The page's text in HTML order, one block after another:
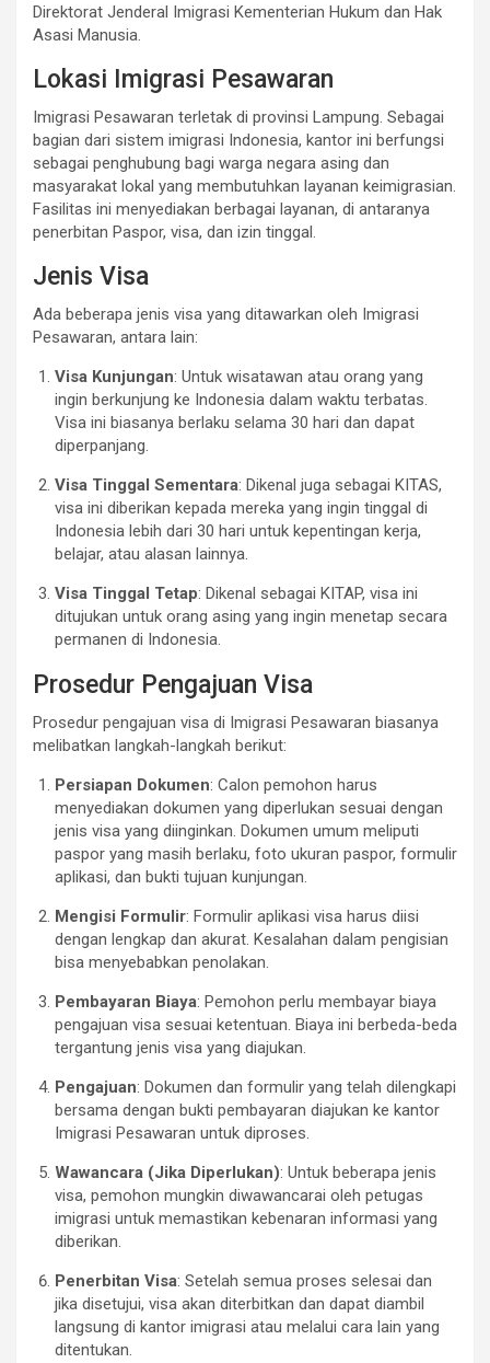
Direktorat Jenderal Imigrasi Kementerian Hukum dan Hak
Asasi Manusia.
Lokasi Imigrasi Pesawaran
Imigrasi Pesawaran terletak di provinsi Lampung. Sebagai
bagian dari sistem imigrasi Indonesia, kantor ini berfungsi
sebagai penghubung bagi warga negara asing dan
masyarakat lokal yang membutuhkan layanan keimigrasian.
Fasilitas ini menyediakan berbagai layanan, di antaranya
penerbitan Paspor, visa, dan izin tinggal.
Jenis Visa
Ada beberapa jenis visa yang ditawarkan oleh Imigrasi
Pesawaran, antara lain:
Visa Kunjungan: Untuk wisatawan atau orang yang
ingin berkunjung ke Indonesia dalam waktu terbatas.
Visa ini biasanya berlaku selama 30 hari dan dapat
diperpanjang.
Visa Tinggal Sementara: Dikenal juga sebagai KITAS,
visa ini diberikan kepada mereka yang ingin tinggal di
Indonesia lebih dari 30 hari untuk kepentingan kerja,
belajar, atau alasan lainnya.
Visa Tinggal Tetap: Dikenal sebagai KITAP, visa ini
ditujukan untuk orang asing yang ingin menetap secara
permanen di Indonesia.
Prosedur Pengajuan Visa
Prosedur pengajuan visa di Imigrasi Pesawaran biasanya
melibatkan langkah-langkah berikut:
Persiapan Dokumen: Calon pemohon harus
menyediakan dokumen yang diperlukan sesuai dengan
jenis visa yang diinginkan. Dokumen umum meliputi
paspor yang masih berlaku, foto ukuran paspor, formulir
aplikasi, dan bukti tujuan kunjungan.
Mengisi Formulir: Formulir aplikasi visa harus diisi
dengan lengkap dan akurat. Kesalahan dalam pengisian
bisa menyebabkan penolakan.
Pembayaran Biaya: Pemohon perlu membayar biaya
pengajuan visa sesuai ketentuan. Biaya ini berbeda-beda
tergantung jenis visa yang diajukan.
Pengajuan: Dokumen dan formulir yang telah dilengkapi
bersama dengan bukti pembayaran diajukan ke kantor
Imigrasi Pesawaran untuk diproses.
Wawancara (Jika Diperlukan): Untuk beberapa jenis
visa, pemohon mungkin diwawancarai oleh petugas
imigrasi untuk memastikan kebenaran informasi yang
diberikan.
Penerbitan Visa: Setelah semua proses selesai dan
jika disetujui, visa akan diterbitkan dan dapat diambil
langsung di kantor imigrasi atau melalui cara lain yang
ditentukan.